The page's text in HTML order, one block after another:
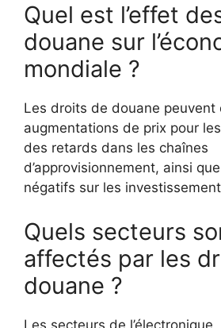
Quel est l’effet
douane sur
mondiale ?
Les droits de douane peuvent
augmentations de prix pour
des retards dans les chaînes
d’approvisionnement, ainsi
négatifs sur les
Quels secteurs
affectés par les
douane ?
Les secteurs de